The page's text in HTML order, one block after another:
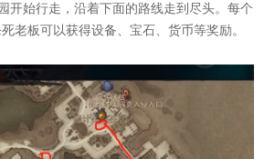
开始行走，沿着下面的路线走到尽头。每个
老板可以获得设备、宝石、货币等奖励。